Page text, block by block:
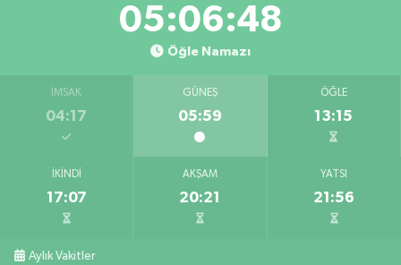
05:06:48
Öğle Namazı
İMSAK
04:17
GÜNEŞ
05:59
ÖĞLE
13:15
İKINDI
17:07
AKŞAM
20:21
YATSI
21:56
Aylık Vakitler